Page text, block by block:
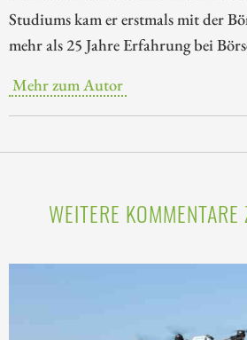
Studiums kam er erstmals mit der
mehr als 25 Jahre Erfahrung bei
Mehr zum Autor
WEITERE